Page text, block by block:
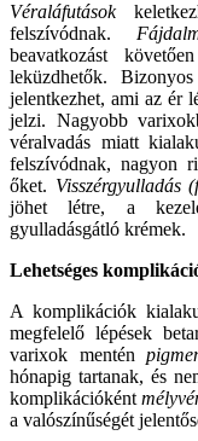
Véraláfutások
felszívódnak.
beavatkozást
leküzdhetők.
jelentkezhet, ami az ér
jelzi. Nagyobb
véralvadás miatt
felszívódnak, nagyon
őket. Visszérgyulladás
jöhet létre, a
gyulladásgátló krémek.
Lehetséges
A komplikációk
megfelelő lépések
varixok mentén
hónapig tartanak, és
komplikációként
a valószínűségét